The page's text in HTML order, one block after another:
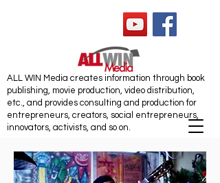
ALL WIN Media creates information through book
publishing, movie production, video distribution,
etc., and provides consulting and production for
entrepreneurs, creators, social entrepreneurs,
innovators, activists, and so on.